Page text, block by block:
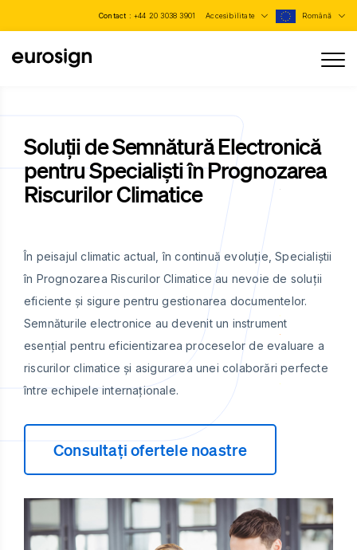
Contact : +44 20 3038 3901 Accesibilitate Română
Soluții de Semnătură Electronică
pentru Specialiști în Prognozarea
Riscurilor Climatice
În peisajul climatic actual, în continuă evoluție, Specialiștii
în Prognozarea Riscurilor Climatice au nevoie de soluții
eficiente și sigure pentru gestionarea documentelor.
Semnăturile electronice au devenit un instrument
esențial pentru eficientizarea proceselor de evaluare a
riscurilor climatice și asigurarea unei colaborări perfecte
între echipele internaționale.
Consultați ofertele noastre